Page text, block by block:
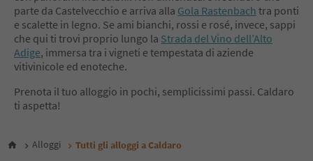
parte da Castelvecchio e arriva alla Gola Rastenbach tra ponti
e scalette in legno. Se ami bianchi, rossi e rosé, invece, sappi
che qui ti trovi proprio lungo la Strada del Vino dell’Alto
Adige, immersa tra i vigneti e tempestata di aziende
vitivinicole ed enoteche.
Prenota il tuo alloggio in pochi, semplicissimi passi. Caldaro
ti aspetta!
Alloggi Tutti gli alloggi a Caldaro